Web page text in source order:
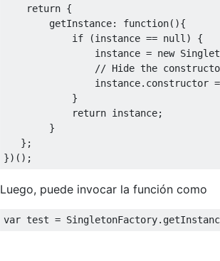
return {
        getInstance
: function(){
if
(instance == null )
{
                instance
= new
// Hide the
                instance
. constructor =
}
return instance;
}
};
})();
Luego, puede invocar la función como
var test = SingletonFactory.